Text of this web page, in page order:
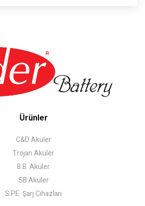
Ürünler
C&D Aküler
Trojan Aküler
B.B. Aküler
SB Aküler
S.P.E. Şarj Cihazları